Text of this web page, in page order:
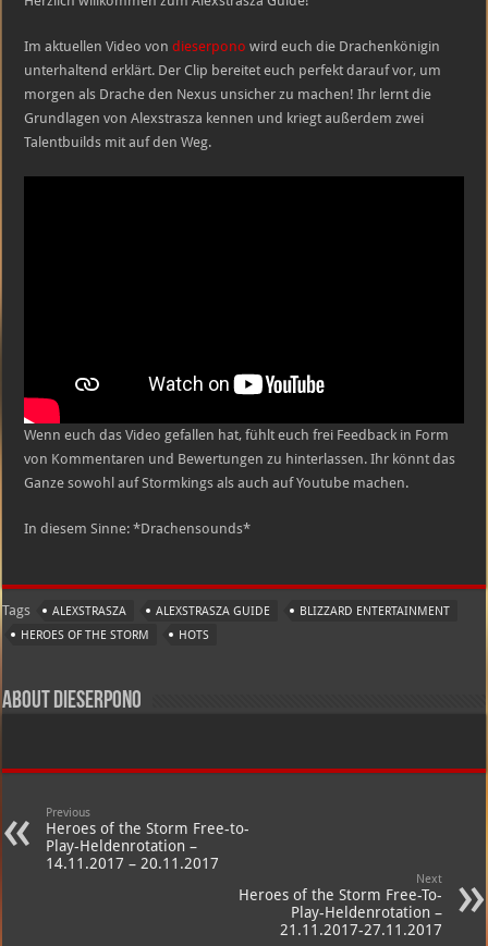
305
Im aktuellen Video vondieserpono wird euch die Drachenkönigin
unterhaltend erklärt. Der Clip bereitet euch perfekt darauf vor, um
morgen als Drache den Nexus unsicher zu machen! Ihr lernt die
Grundlagen von Alexstrasza kennen und kriegt außerdem zwei
Talentbuilds mit auf den Weg.
Wenn euch das Video gefallen hat, fühlt euch frei Feedback in Form
von Kommentaren und Bewertungen zu hinterlassen. Ihr könnt das
Ganze sowohl auf Stormkings als auch auf Youtube machen.
In diesem Sinne: *Drachensounds*
Tags ALEXSTRASZA ALEXSTRASZA GUIDE
BLIZZARD ENTERTAINMENT
HEROES OF THE STORM
HOTS
About dieserpono
Previous
Heroes of the Storm Free-to-
Play-Heldenrotation –
14.11.2017 – 20.11.2017
Next
Heroes of the Storm Free-To-
Play-Heldenrotation –
21.11.2017-27.11.2017